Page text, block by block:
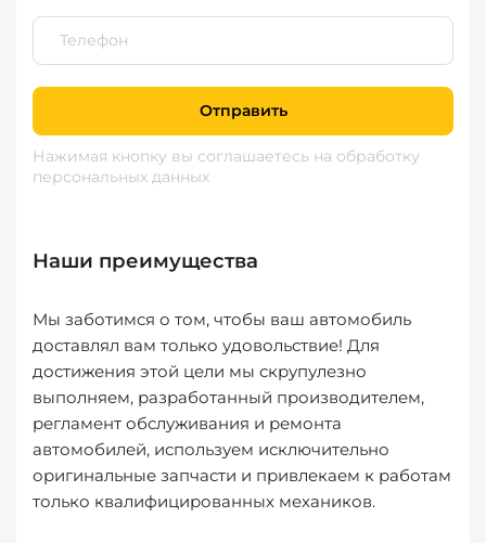
Отправить
Нажимая кнопку вы соглашаетесь на обработку
персональных данных
Наши преимущества
Мы заботимся о том, чтобы ваш автомобиль
доставлял вам только удовольствие! Для
достижения этой цели мы скрупулезно
выполняем, разработанный производителем,
регламент обслуживания и ремонта
автомобилей, используем исключительно
оригинальные запчасти и привлекаем к работам
только квалифицированных механиков.